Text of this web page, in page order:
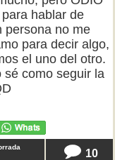
hablar de
persona no me
para decir algo,
el uno del otro.
sé como seguir la
10